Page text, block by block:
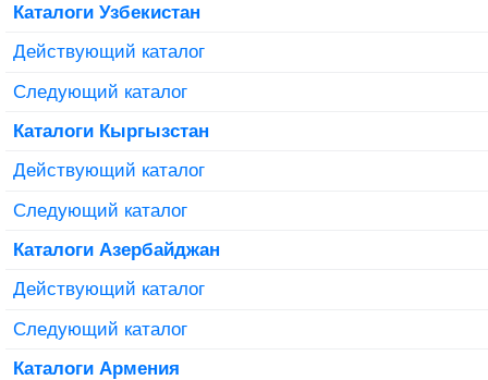
Каталоги Узбекистан
Действующий каталог
Следующий каталог
Каталоги Кыргызстан
Действующий каталог
Следующий каталог
Каталоги Азербайджан
Действующий каталог
Следующий каталог
Каталоги Армения